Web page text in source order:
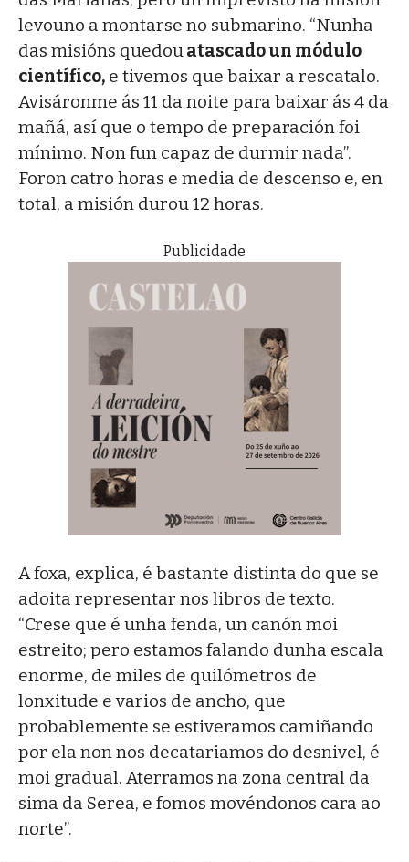
levouno a montarse no submarino. “Nunha
das misións quedou atascado un módulo
científico, e tivemos que baixar a rescatalo.
Avisáronme ás 11 da noite para baixar ás 4 da
mañá, así que o tempo de preparación foi
mínimo. Non fun capaz de durmir nada”.
Foron catro horas e media de descenso e, en
total, a misión durou 12 horas.
Publicidade
A foxa, explica, é bastante distinta do que se
adoita representar nos libros de texto.
“Crese que é unha fenda, un canón moi
estreito; pero estamos falando dunha escala
enorme, de miles de quilómetros de
lonxitude e varios de ancho, que
probablemente se estiveramos camiñando
por ela non nos decatariamos do desnivel, é
moi gradual. Aterramos na zona central da
sima da Serea, e fomos movéndonos cara ao
norte”.